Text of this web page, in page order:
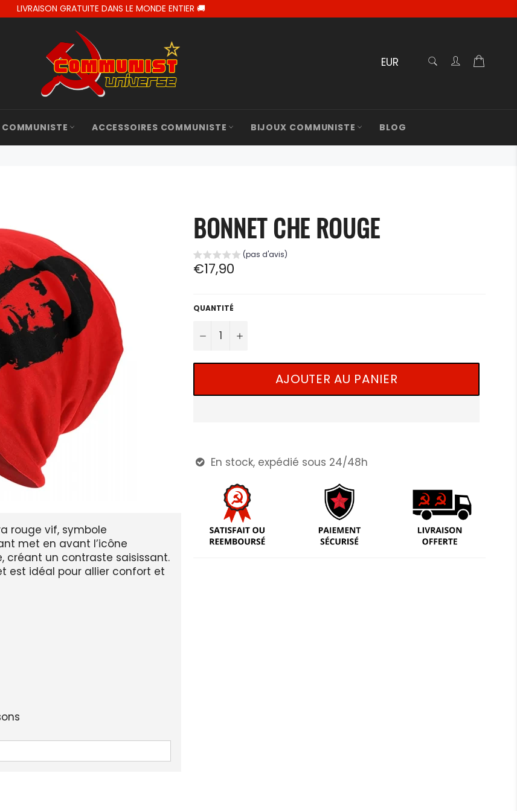
LIVRAISON GRATUITE DANS LE MONDE ENTIER 🚚
RECHERCHE
Recherche
ACCESSOIRES COMMUNISTE BIJOUX COMMUNISTE BLOG
rouge vif, symbole
met en avant l’icône
créant un contraste saisissant.
est idéal pour allier confort et
parfait pour afficher
BONNET CHE ROUGE
(pas d'avis)
Prix
régulier
€17,90
QUANTITÉ
− +
AJOUTER AU PANIER
 En stock, expédié sous 24/48h